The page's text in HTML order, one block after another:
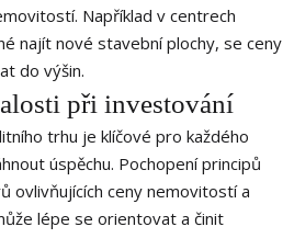
Například v centrech
najít nové stavební plochy, se ceny
do výšin.
při investování
trhu je klíčové pro každého
úspěchu. Pochopení principů
ovlivňujících ceny nemovitostí a
lépe se orientovat a činit